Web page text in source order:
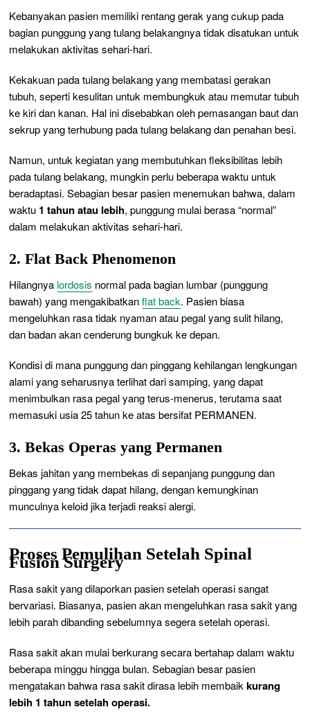
Kebanyakan pasien memiliki rentang gerak yang cukup pada
bagian punggung yang tulang belakangnya tidak disatukan untuk
melakukan aktivitas sehari-hari.
Kekakuan pada tulang belakang yang membatasi gerakan
tubuh, seperti kesulitan untuk membungkuk atau memutar tubuh
ke kiri dan kanan. Hal ini disebabkan oleh pemasangan baut dan
sekrup yang terhubung pada tulang belakang dan penahan besi.
Namun, untuk kegiatan yang membutuhkan fleksibilitas lebih
pada tulang belakang, mungkin perlu beberapa waktu untuk
beradaptasi. Sebagian besar pasien menemukan bahwa, dalam
waktu 1 tahun atau lebih, punggung mulai berasa “normal”
dalam melakukan aktivitas sehari-hari.
2. Flat Back Phenomenon
Hilangnya lordosis normal pada bagian lumbar (punggung
bawah) yang mengakibatkanflat back. Pasien biasa
mengeluhkan rasa tidak nyaman atau pegal yang sulit hilang,
dan badan akan cenderung bungkuk ke depan.
Kondisi di mana punggung dan pinggang kehilangan lengkungan
alami yang seharusnya terlihat dari samping, yang dapat
menimbulkan rasa pegal yang terus-menerus, terutama saat
memasuki usia 25 tahun ke atas bersifat PERMANEN.
3. Bekas Operas yang Permanen
Bekas jahitan yang membekas di sepanjang punggung dan
pinggang yang tidak dapat hilang, dengan kemungkinan
munculnya keloid jika terjadi reaksi alergi.
Proses Pemulihan Setelah Spinal
Fusion Surgery
Rasa sakit yang dilaporkan pasien setelah operasi sangat
bervariasi. Biasanya, pasien akan mengeluhkan rasa sakit yang
lebih parah dibanding sebelumnya segera setelah operasi.
Rasa sakit akan mulai berkurang secara bertahap dalam waktu
beberapa minggu hingga bulan. Sebagian besar pasien
mengatakan bahwa rasa sakit dirasa lebih membaikkurang
lebih 1 tahun setelah operasi.